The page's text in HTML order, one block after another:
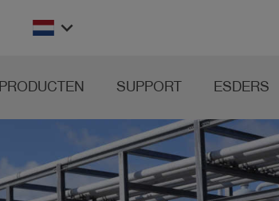
keyboard_arrow_down
PRODUCTEN SUPPORT ESDERS